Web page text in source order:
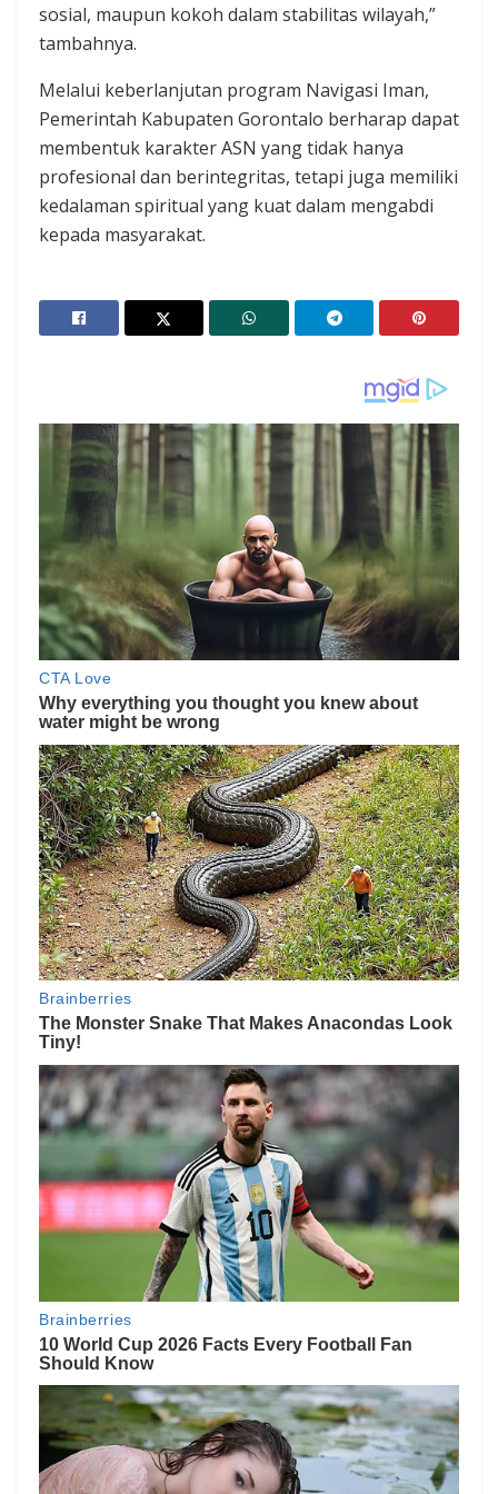
sosial, maupun kokoh dalam stabilitas wilayah,”
tambahnya.
Melalui keberlanjutan program Navigasi Iman,
Pemerintah Kabupaten Gorontalo berharap dapat
membentuk karakter ASN yang tidak hanya
profesional dan berintegritas, tetapi juga memiliki
kedalaman spiritual yang kuat dalam mengabdi
kepada masyarakat.